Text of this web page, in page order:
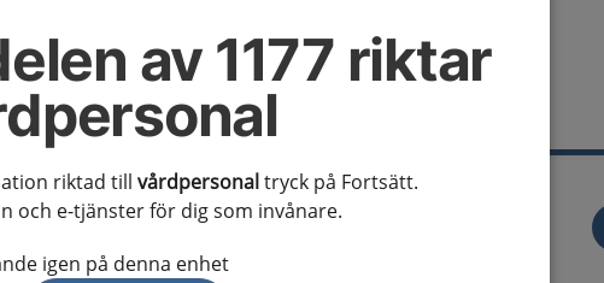
av 1177 riktar
riktad till vårdpersonaltryck på Fortsätt.
och e-tjänster för dig som invånare.
igen på denna enhet
och viktig information som gäller just din